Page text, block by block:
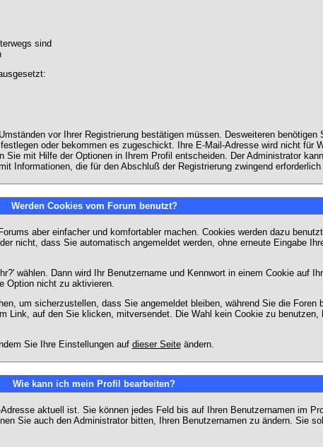
sind
vor Ihrer Registrierung bestätigen müssen. Desweiteren
oder bekommen es zugeschickt. Ihre E-Mail-Adresse wird nicht für
mit Hilfe der Optionen in Ihrem Profil entscheiden. Der Administrator
Informationen, die für den Abschluß der Registrierung zwingend erforderlich
Werden Cookies vom Forum benutzt?
aber einfacher und komfortabler machen. Cookies werden dazu
nicht, dass Sie automatisch angemeldet werden, ohne erneute Eingabe
wählen. Dann wird Ihr Benutzername und Kennwort in einem Cookie auf
Option nicht zu aktivieren.
um sicherzustellen, dass Sie angemeldet bleiben, während Sie die
Link, auf den Sie klicken, mitversendet. Die Wahl kein Cookie zu
Sie Ihre Einstellungen auf dieser Seiteändern.
Wie kann ich mein Profil bearbeiten?
aktuell ist. Sie können jedes Feld bis auf Ihren Benutzernamen im
Sie auch den Administrator bitten, Ihren Benutzernamen zu ändern. Sie